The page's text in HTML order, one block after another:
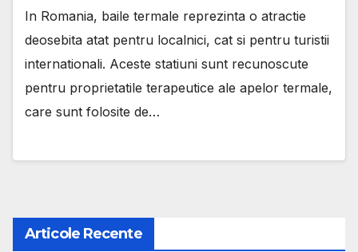
In Romania, baile termale reprezinta o atractie
deosebita atat pentru localnici, cat si pentru turistii
internationali. Aceste statiuni sunt recunoscute
pentru proprietatile terapeutice ale apelor termale,
care sunt folosite de…
Articole Recente